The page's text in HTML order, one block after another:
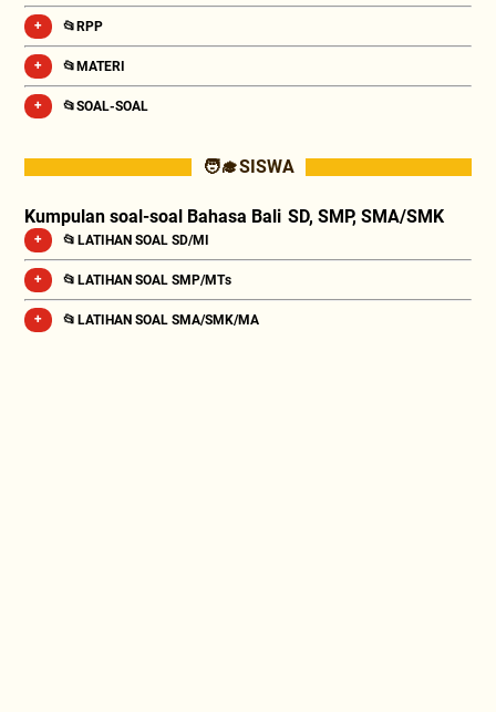
📂RPP
📂MATERI
📂SOAL-SOAL
🧑‍🎓 SISWA
Kumpulan soal-soal Bahasa Bali SD, SMP, SMA/SMK
📂 LATIHAN SOAL SD/MI
📂 LATIHAN SOAL SMP/MTs
📂 LATIHAN SOAL SMA/SMK/MA